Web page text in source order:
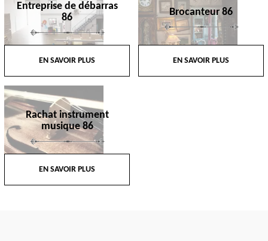
Entreprise de débarras
86
EN SAVOIR PLUS
Brocanteur 86
EN SAVOIR PLUS
Rachat instrument
musique 86
EN SAVOIR PLUS